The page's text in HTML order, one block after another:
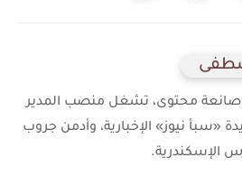
وصانعة محتوى، تشغل منصب المدير
«سبأ نيوز» الإخبارية، وأدمن جروب
الإسكندرية.